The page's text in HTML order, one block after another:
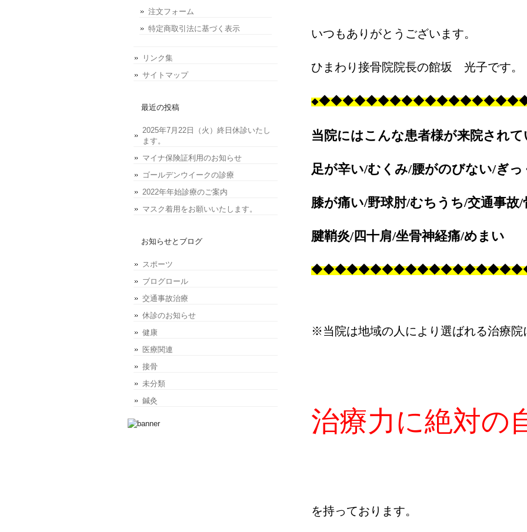
いつもありがとうございます。
ひまわり接骨院院長の館坂 光子です。
◆◆◆◆◆◆◆◆◆◆◆◆◆◆◆◆◆◆
当院にはこんな患者様が来院され
足が辛い/むくみ/腰がのびない/ぎっ
膝が痛い/野球肘/むちうち/交通事故/
腱鞘炎/四十肩/坐骨神経痛/めまい
◆◆◆◆◆◆◆◆◆◆◆◆◆◆◆◆◆◆
※当院は地域の人により選ばれる治療院
治療力に絶対の
を持っております。
注文フォーム
特定商取引法に基づく表示
リンク集
サイトマップ
最近の投稿
2025年7月22日（火）終日休診いたし
ます。
マイナ保険証利用のお知らせ
ゴールデンウイークの診療
2022年年始診療のご案内
マスク着用をお願いいたします。
お知らせとブログ
スポーツ
ブログロール
交通事故治療
休診のお知らせ
健康
医療関連
接骨
未分類
鍼灸